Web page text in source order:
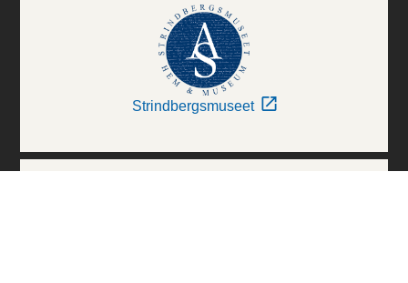
Strindbergsmuseet